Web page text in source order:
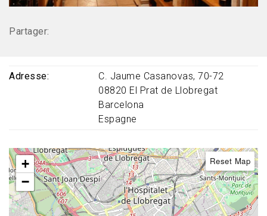
Partager:
Adresse
C. Jaume Casanovas, 70-72
08820 El Prat de Llobregat
Barcelona
Espagne
+
−
Reset Map